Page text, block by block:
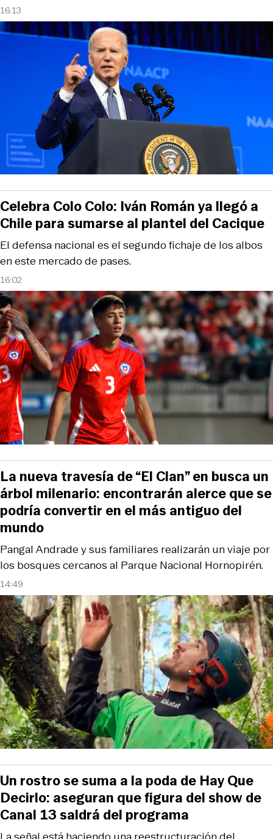
16:13
16:02
El defensa nacional es el segundo fichaje de los albos
en este mercado de pases.
Celebra Colo Colo: Iván Román ya llegó a
Chile para sumarse al plantel del Cacique
14:49
Pangal Andrade y sus familiares realizarán un viaje por
los bosques cercanos al Parque Nacional Hornopirén.
La nueva travesía de “El Clan” en busca un
árbol milenario: encontrarán alerce que se
podría convertir en el más antiguo del
mundo
Un rostro se suma a la poda de Hay Que
Decirlo: aseguran que figura del show de
Canal 13 saldrá del programa